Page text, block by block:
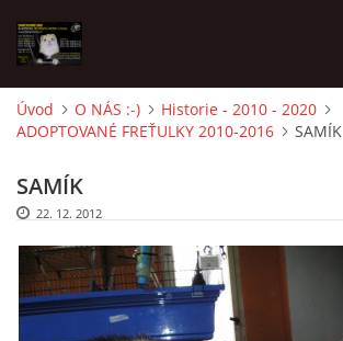
AKTUALITY
FRETKY V ÚTULKU
K ADOPCI
Úvod O NÁS :-)
Historie - 2010 - 2020
ADOPTOVANÉ FREŤULKY 2010-2016
SAMÍK
SAMÍK
22. 12. 2012